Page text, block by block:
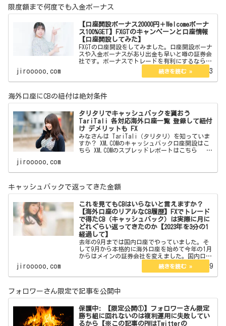
限度額まで何度でも入金ボーナス
【口座開設ボーナス20000円＋Welcomeボーナ
ス100%GET】FXGTのキャンペーンと口座情報
【口座開設してみた】
FXGTの口座開設をしてみました。口座開設ボーナ
スや入金ボーナスがあり出金も早いと噂の証券会
社です。ボーナスでトレードを有利にするなら。
ここからFXGTのサイトに飛べます 【口座
開設ボーナス20000円＋Welcomeボーナス10…
jirooooo.com 2023.02.13
海外口座にCBの紐付は絶対条件
タリタリでキャッシュバックを貰おう
TariTali 各対応海外口座一覧 登録して紐付
け デメリットも FX
みなさんは TariTali（タリタリ）を知っていま
すか？ XM.COMのキャッシュバック口座開設はこ
ちら XM.COMのスプレッドレポートはこちら
海外口座でトレードをしている方なら 一度は聞
jirooooo.com
キャッシュバックで返ってきた金額
これを見てもCBはいらないと言えますか？
【海外口座のリアルなCB履歴】FXでトレード
で得たCB（キャッシュバック）は実際に月に
どれぐらい返ってきたのか【2023年を3分の1
経過して】
去年の9月までは国内口座でやっていました。そ
して9月から本格的に海外口座を始めて今年の1月
からはメインの証券会社を変えました。国内口座
の時は海外口座のようなCBの仕組みはなくyjfxの
ようにPayPayが後から返ってくるものは利用して
jirooooo.com 2023.04.29
フォロワーさん限定で記事を公開中
保護中: 【限定公開①】フォロワーさん限定
勝ち組に回れないのは複利運用に失敗してい
るから【※この記事のPWはTwitterの